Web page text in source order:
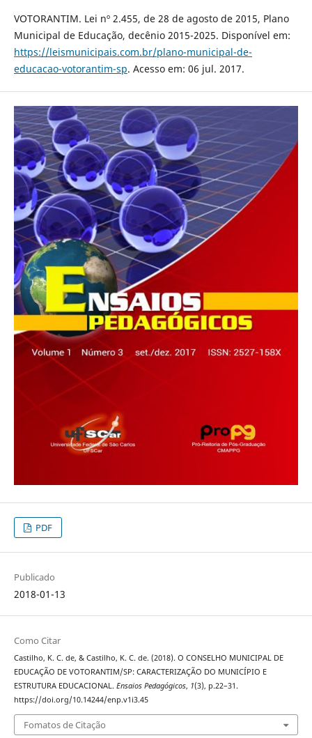
VOTORANTIM. Lei nº 2.455, de 28 de agosto de 2015, Plano
Municipal de Educação, decênio 2015-2025. Disponível em:
https://leismunicipais.com.br/plano-municipal-de-
educacao-votorantim-sp. Acesso em: 06 jul. 2017.
PDF
Publicado
2018-01-13
Como Citar
Castilho, K. C. de, & Castilho, K. C. de. (2018). O CONSELHO MUNICIPAL DE
EDUCAÇÃO DE VOTORANTIM/SP: CARACTERIZAÇÃO DO MUNICÍPIO E
ESTRUTURA EDUCACIONAL. Ensaios Pedagógicos, 1(3), p.22–31.
https://doi.org/10.14244/enp.v1i3.45
Fomatos de Citação